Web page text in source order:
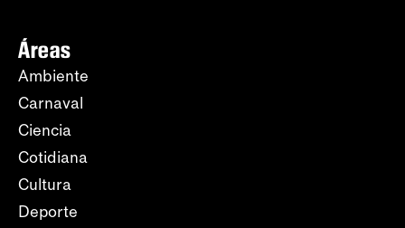
Áreas
Ambiente
Carnaval
Ciencia
Cotidiana
Cultura
Deporte